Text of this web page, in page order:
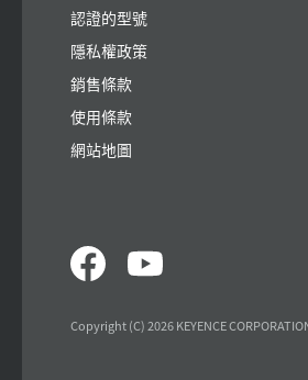
認證的型號
隱私權政策
銷售條款
使用條款
網站地圖
Copyright (C) 2026 KEYENCE